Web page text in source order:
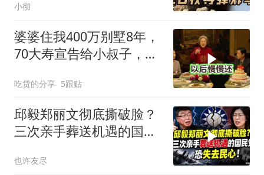
小彻
婆婆住我400万别墅8年，
70大寿宣告给小叔子，
吃货的分享 5跟贴
邱毅郑丽文彻底撕破脸？
三次亲手葬送机遇的国民
也许友尽